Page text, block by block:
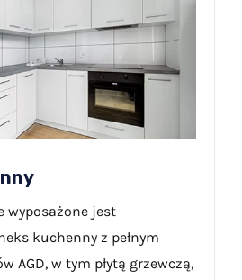
wyposażone jest
kuchenny z pełnym
AGD, w tym płytą grzewczą,